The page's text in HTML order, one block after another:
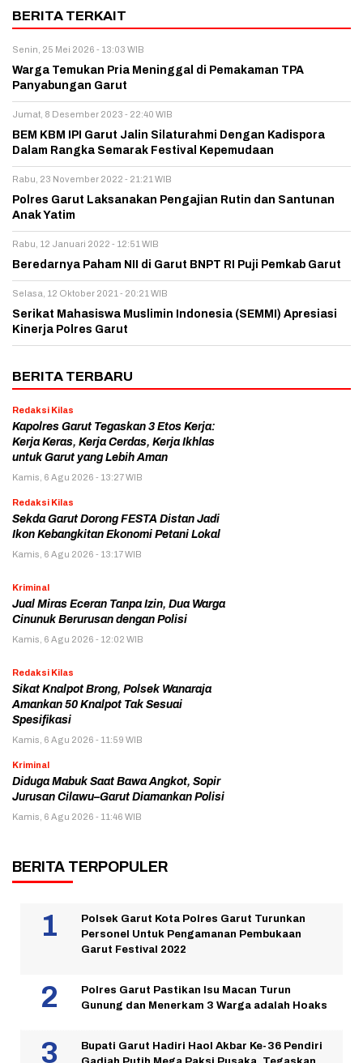
BERITA TERKAIT
Senin, 25 Mei 2026 - 13:03 WIB
Warga Temukan Pria Meninggal di Pemakaman TPA
Panyabungan Garut
Jumat, 8 Desember 2023 - 22:40 WIB
BEM KBM IPI Garut Jalin Silaturahmi Dengan Kadispora
Dalam Rangka Semarak Festival Kepemudaan
Rabu, 23 November 2022 - 21:21 WIB
Polres Garut Laksanakan Pengajian Rutin dan Santunan
Anak Yatim
Rabu, 12 Januari 2022 - 12:51 WIB
Beredarnya Paham NII di Garut BNPT RI Puji Pemkab Garut
Selasa, 12 Oktober 2021 - 20:21 WIB
Serikat Mahasiswa Muslimin Indonesia (SEMMI) Apresiasi
Kinerja Polres Garut
BERITA TERBARU
Redaksi Kilas
Kapolres Garut Tegaskan 3 Etos Kerja:
Kerja Keras, Kerja Cerdas, Kerja Ikhlas
untuk Garut yang Lebih Aman
Kamis, 6 Agu 2026 - 13:27 WIB
Redaksi Kilas
Sekda Garut Dorong FESTA Distan Jadi
Ikon Kebangkitan Ekonomi Petani Lokal
Kamis, 6 Agu 2026 - 13:17 WIB
Kriminal
Jual Miras Eceran Tanpa Izin, Dua Warga
Cinunuk Berurusan dengan Polisi
Kamis, 6 Agu 2026 - 12:02 WIB
Redaksi Kilas
Sikat Knalpot Brong, Polsek Wanaraja
Amankan 50 Knalpot Tak Sesuai
Spesifikasi
Kamis, 6 Agu 2026 - 11:59 WIB
Kriminal
Diduga Mabuk Saat Bawa Angkot, Sopir
Jurusan Cilawu–Garut Diamankan Polisi
Kamis, 6 Agu 2026 - 11:46 WIB
BERITA TERPOPULER
Polsek Garut Kota Polres Garut Turunkan
Personel Untuk Pengamanan Pembukaan
Garut Festival 2022
Polres Garut Pastikan Isu Macan Turun
Gunung dan Menerkam 3 Warga adalah Hoaks
Bupati Garut Hadiri Haol Akbar Ke-36 Pendiri